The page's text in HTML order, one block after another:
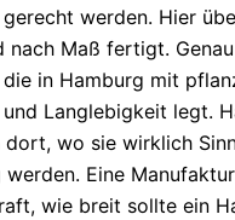
werden. Hier
nach Maß fertigt.
die in Hamburg mit
Langlebigkeit legt.
wo sie wirklich
Eine
wie breit sollte ein